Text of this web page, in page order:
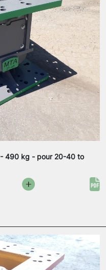
490 kg - pour 20-40 to